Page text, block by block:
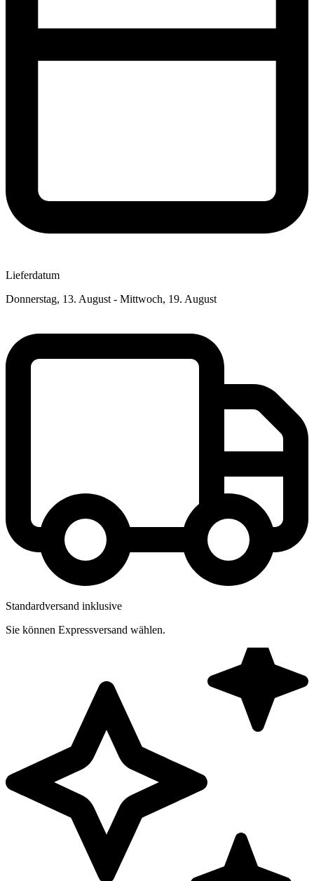
Lieferdatum
Donnerstag, 13. August - Mittwoch, 19. August
Standardversand inklusive
Sie können Expressversand wählen.